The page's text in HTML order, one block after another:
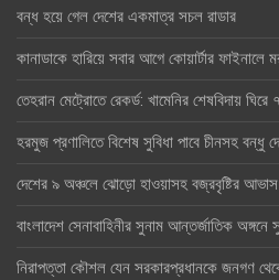
বন্ধ হয়ে গেল দেশের একমাত্র সচল রাডার
কানাডাকে হারিয়ে সবার আগে কোয়ার্টার ফাইনালে
তেহরান মেট্রোতে রেকর্ড: খামেনির শেষবিদায়
হরমুজ প্রণালিতে বিশেষ সুবিধা পাবে চীনসহ বন্ধু
দেশের ৯ অঞ্চলে ঝোড়ো হাওয়াসহ বজ্রবৃষ্টির আভাস
বাংলাদেশ সেনাবাহিনীর সুনাম আন্তর্জাতিক অঙ্গনে
নিরাপত্তা কৌশল যেন সরকারপ্রধানকে জনগণ থেকে